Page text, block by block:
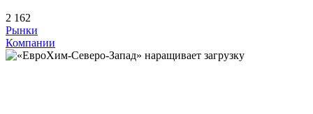
2 162
Рынки
Компании